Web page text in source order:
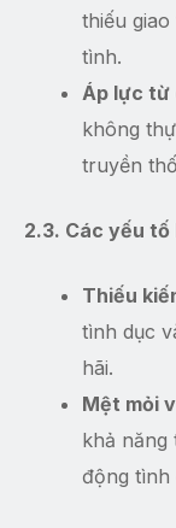
thiếu
tình.
Áp lực từ
không
truyền
2.3. Các yếu tố
Thiếu
tình dục
hãi.
Mệt mỏi
khả năng
động tình